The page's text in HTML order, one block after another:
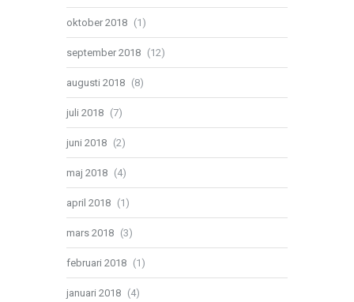
oktober 2018 (1)
september 2018 (12)
augusti 2018 (8)
juli 2018 (7)
juni 2018 (2)
maj 2018 (4)
april 2018 (1)
mars 2018 (3)
februari 2018 (1)
januari 2018 (4)